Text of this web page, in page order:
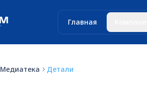
Главная
Медиатека Детали